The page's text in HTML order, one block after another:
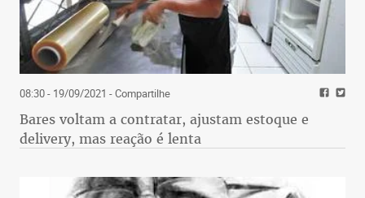
08:30 - 19/09/2021 - Compartilhe
Bares voltam a contratar, ajustam estoque e
delivery, mas reação é lenta